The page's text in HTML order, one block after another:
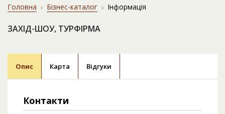
Головна Бізнес-каталог Інформація
ЗАХІД-ШОУ, ТУРФІРМА
Опис Карта Відгуки
Контакти